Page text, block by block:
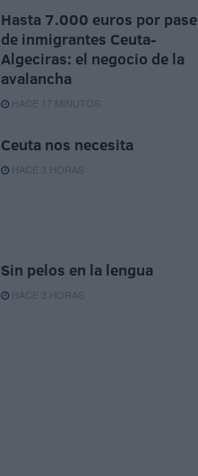
Hasta 7.000 euros por pase
de inmigrantes Ceuta-
Algeciras: el negocio de la
avalancha
HACE 17 MINUTOS
Ceuta nos necesita
HACE 3 HORAS
Sin pelos en la lengua
HACE 3 HORAS